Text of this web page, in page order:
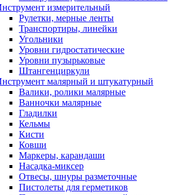
измерительный
Рулетки, мерные ленты
Транспортиры, линейки
Угольники
Уровни гидростатические
Уровни пузырьковые
Штангенциркули
малярный и штукатурный
Валики, ролики малярные
Ванночки малярные
Гладилки
Кельмы
Кисти
Ковши
Маркеры, карандаши
Насадка-миксер
Отвесы, шнуры разметочные
Пистолеты для герметиков